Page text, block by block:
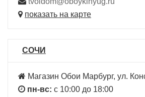
показать на карте
СОЧИ
Магазин Обои Марбург, ул.
пн-вс: с 10:00 до 18:00